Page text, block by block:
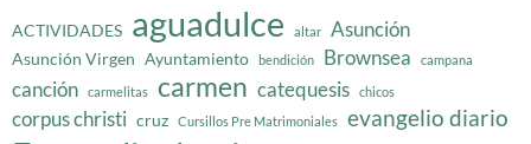
ACTIVIDADES aguadulce altar Asunción
Asunción Virgen Ayuntamiento bendición Brownsea campana
canción carmelitas carmen catequesis chicos
corpus christi cruz Cursillos Pre Matrimoniales evangelio diario